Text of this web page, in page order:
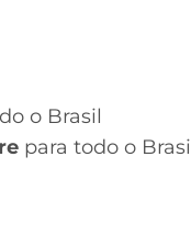
o Brasil
para todo o